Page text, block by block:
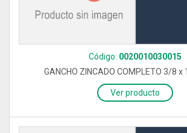
Código: 0020010030015
GANCHO ZINCADO COMPLETO 3/8 x
Ver producto